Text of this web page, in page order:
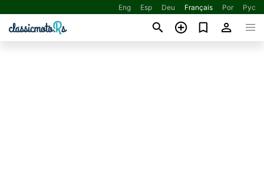
Eng Esp Deu Français Por Рус